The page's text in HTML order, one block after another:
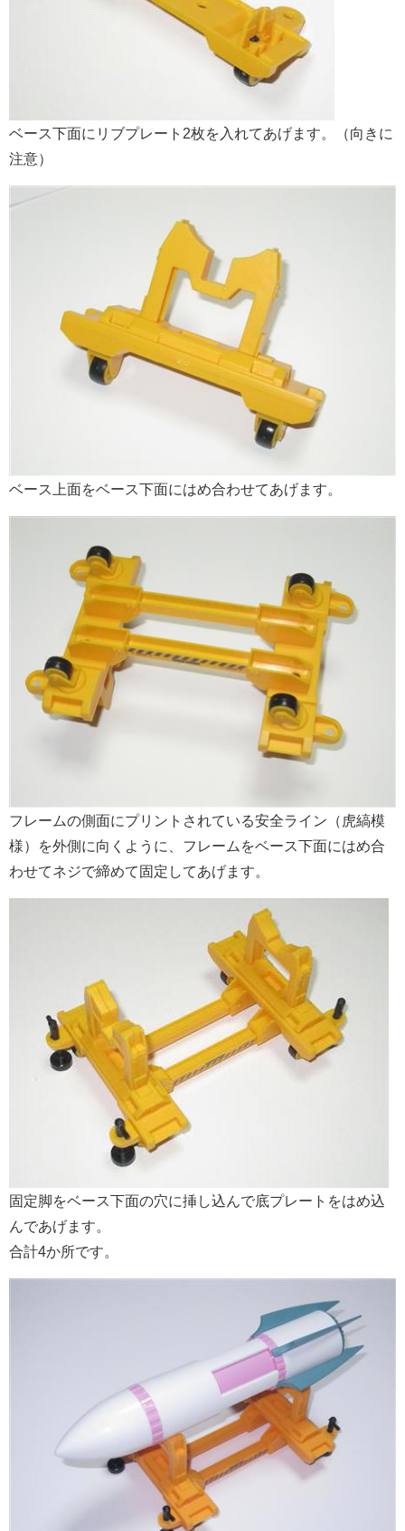
ベース下面にリブプレート2枚を入れてあげます。（向きに
注意）
ベース上面をベース下面にはめ合わせてあげます。
フレームの側面にプリントされている安全ライン（虎縞模
様）を外側に向くように、フレームをベース下面にはめ合
わせてネジで締めて固定してあげます。
固定脚をベース下面の穴に挿し込んで底プレートをはめ込
んであげます。
合計4か所です。